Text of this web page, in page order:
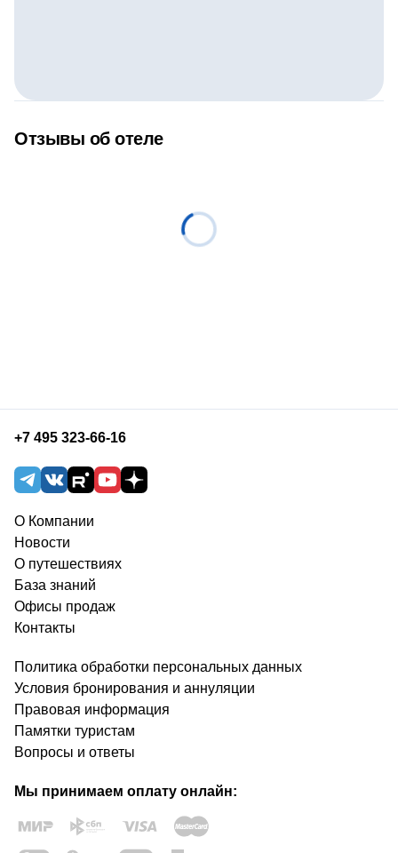
Отзывы об отеле
+7 495 323-66-16
О Компании
Новости
О путешествиях
База знаний
Офисы продаж
Контакты
Политика обработки персональных данных
Условия бронирования и аннуляции
Правовая информация
Памятки туристам
Вопросы и ответы
Мы принимаем оплату онлайн: